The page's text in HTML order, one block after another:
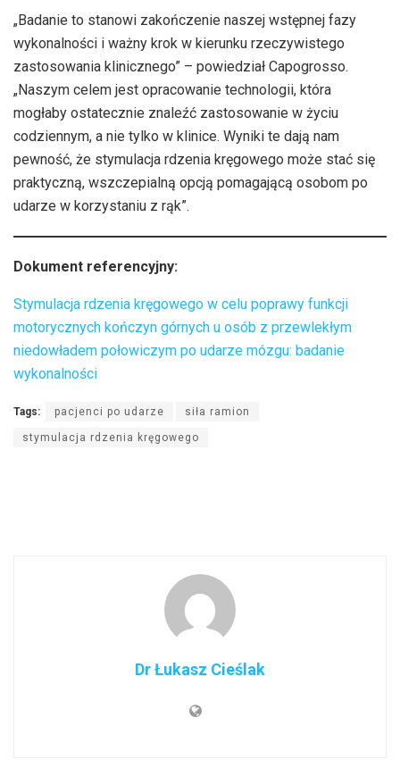
„Badanie to stanowi zakończenie naszej wstępnej fazy
wykonalności i ważny krok w kierunku rzeczywistego
zastosowania klinicznego” – powiedział Capogrosso.
„Naszym celem jest opracowanie technologii, która
mogłaby ostatecznie znaleźć zastosowanie w życiu
codziennym, a nie tylko w klinice. Wyniki te dają nam
pewność, że stymulacja rdzenia kręgowego może stać się
praktyczną, wszczepialną opcją pomagającą osobom po
udarze w korzystaniu z rąk”.
Dokument referencyjny:
Stymulacja rdzenia kręgowego w celu poprawy funkcji
motorycznych kończyn górnych u osób z przewlekłym
niedowładem połowiczym po udarze mózgu: badanie
wykonalności
Tags: pacjenci po udarze siła ramion
stymulacja rdzenia kręgowego
Dr Łukasz Cieślak